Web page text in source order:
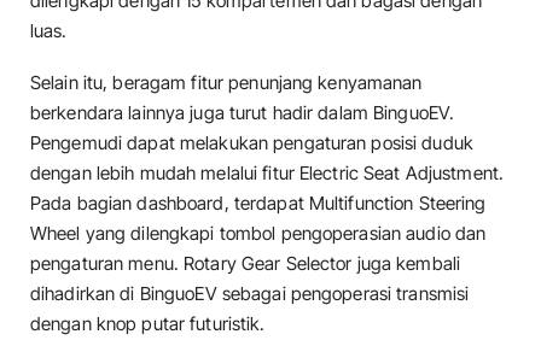
luas.
Selain itu, beragam fitur penunjang kenyamanan
berkendara lainnya juga turut hadir dalam BinguoEV.
Pengemudi dapat melakukan pengaturan posisi duduk
dengan lebih mudah melalui fitur Electric Seat Adjustment.
Pada bagian dashboard, terdapat Multifunction Steering
Wheel yang dilengkapi tombol pengoperasian audio dan
pengaturan menu. Rotary Gear Selector juga kembali
dihadirkan di BinguoEV sebagai pengoperasi transmisi
dengan knop putar futuristik.